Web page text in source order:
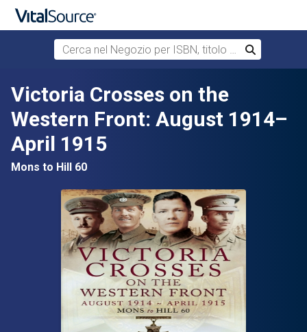
Passa al contenuto principale
Cerca nel Negozio per ISBN, titolo o autore
Cerca
Victoria Crosses on the
Western Front: August 1914–
April 1915
Mons to Hill 60